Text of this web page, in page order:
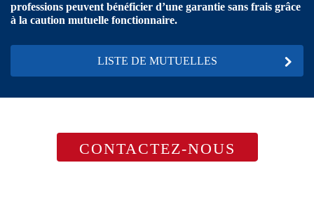
professions peuvent bénéficier d’une garantie sans frais grâce
à la caution mutuelle fonctionnaire.
LISTE DE MUTUELLES
CONTACTEZ-NOUS